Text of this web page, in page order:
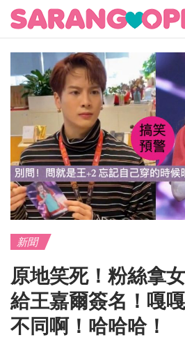
新聞
原地笑死！粉絲拿
給王嘉爾簽名！嘎
不同啊！哈哈哈！